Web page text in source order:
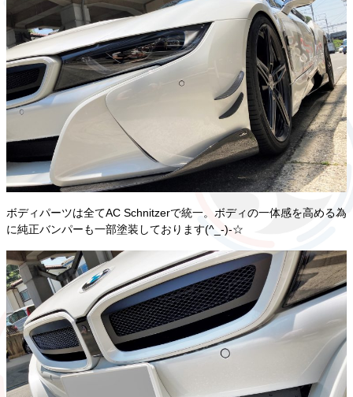
ボディパーツは全てAC Schnitzerで統一。ボディの一体感を高める為
に純正バンパーも一部塗装しております(^_-)-☆